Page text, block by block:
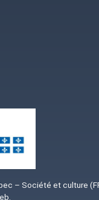
– Société et culture